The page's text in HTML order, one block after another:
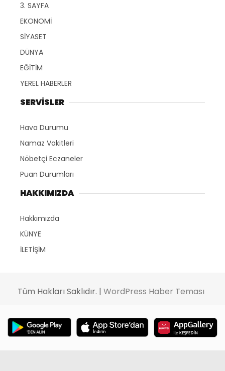
3. SAYFA
EKONOMİ
SİYASET
DÜNYA
EĞİTİM
YEREL HABERLER
SERVİSLER
Hava Durumu
Namaz Vakitleri
Nöbetçi Eczaneler
Puan Durumları
HAKKIMIZDA
Hakkımızda
KÜNYE
İLETİŞİM
Tüm Hakları Saklıdır. | WordPress Haber Teması